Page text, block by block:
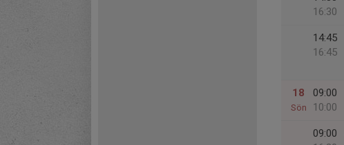
16:30
14:45
16:45
18
Sön
09:00
10:00
09:00